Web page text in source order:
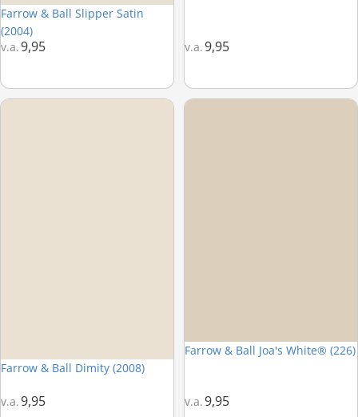
Farrow & Ball Slipper Satin
(2004)
v.a.9,95 v.a.9,95
Farrow & Ball Dimity (2008)
Farrow & Ball Dimity (2008)
v.a.9,95
Farrow & Ball Joa's White® (226)
Farrow & Ball Joa's White® (226)
v.a.9,95